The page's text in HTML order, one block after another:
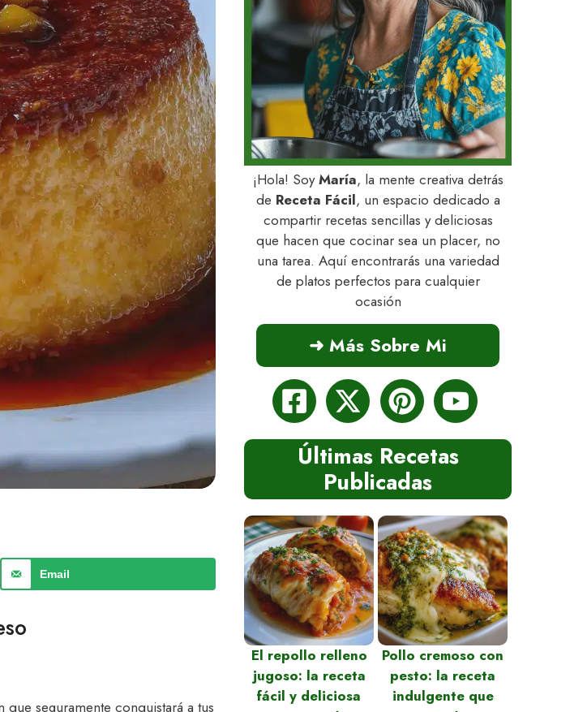
Email
seguramente conquistará a tus
¡Hola! SoyMaría, la mente creativa detrás
de Receta Fácil, un espacio dedicado a
compartir recetas sencillas y deliciosas
que hacen que cocinar sea un placer, no
una tarea. Aquí encontrarás una variedad
de platos perfectos para cualquier
ocasión
➜ Más Sobre Mi
Últimas Recetas
Publicadas
El repollo relleno
jugoso: la receta
fácil y deliciosa
Pollo cremoso con
pesto: la receta
indulgente que